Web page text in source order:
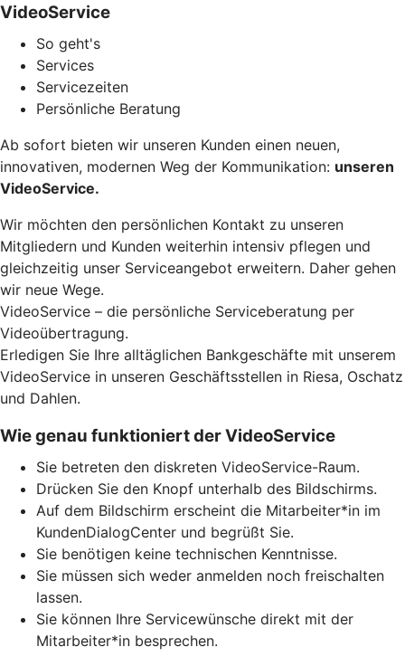
VideoService
So geht's
Services
Servicezeiten
Persönliche Beratung
Ab sofort bieten wir unseren Kunden einen neuen,
innovativen, modernen Weg der Kommunikation: unseren
VideoService.
Wir möchten den persönlichen Kontakt zu unseren
Mitgliedern und Kunden weiterhin intensiv pflegen und
gleichzeitig unser Serviceangebot erweitern. Daher gehen
wir neue Wege.
VideoService – die persönliche Serviceberatung per
Videoübertragung.
Erledigen Sie Ihre alltäglichen Bankgeschäfte mit unserem
VideoService in unseren Geschäftsstellen in Riesa, Oschatz
und Dahlen.
Wie genau funktioniert der VideoService
Sie betreten den diskreten VideoService-Raum.
Drücken Sie den Knopf unterhalb des Bildschirms.
Auf dem Bildschirm erscheint die Mitarbeiter*in im
KundenDialogCenter und begrüßt Sie.
Sie benötigen keine technischen Kenntnisse.
Sie müssen sich weder anmelden noch freischalten
lassen.
Sie können Ihre Servicewünsche direkt mit der
Mitarbeiter*in besprechen.